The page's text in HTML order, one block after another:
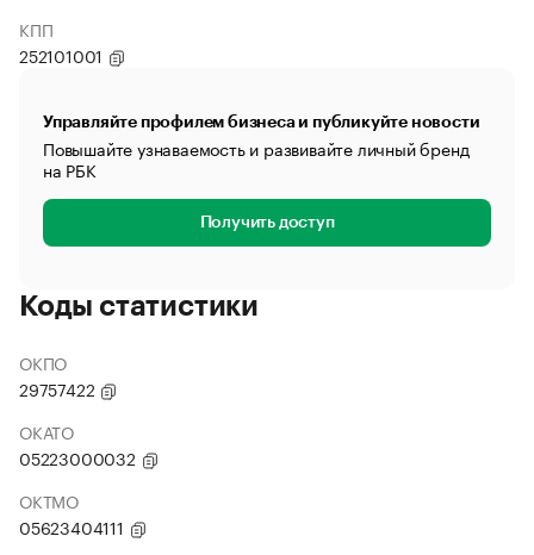
КПП
252101001
Управляйте профилем бизнеса и публикуйте новости
Повышайте узнаваемость и развивайте личный бренд
на РБК
Получить доступ
Коды статистики
ОКПО
29757422
ОКАТО
05223000032
ОКТМО
05623404111